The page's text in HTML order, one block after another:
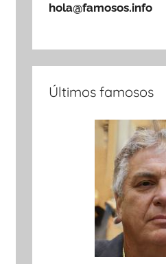
hola@famosos.info
Últimos famosos